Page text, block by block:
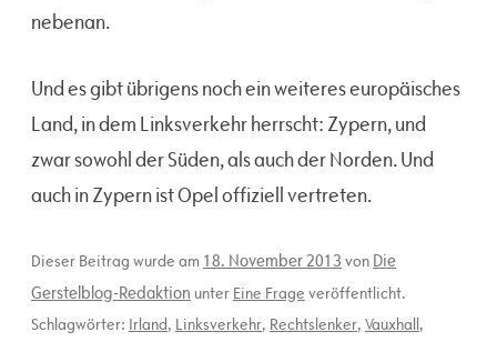
nebenan.
Und es gibt übrigens noch ein weiteres europäisches
Land, in dem Linksverkehr herrscht: Zypern, und
zwar sowohl der Süden, als auch der Norden. Und
auch in Zypern ist Opel offiziell vertreten.
Dieser Beitrag wurde am 18. November 2013 von Die
Gerstelblog-Redaktion unter Eine Frage veröffentlicht.
Schlagwörter: Irland, Linksverkehr, Rechtslenker, Vauxhall,